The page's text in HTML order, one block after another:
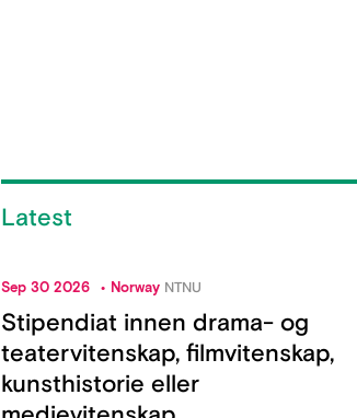
Latest
Sep 30 2026 Norway NTNU
Stipendiat innen drama- og
teatervitenskap, filmvitenskap,
kunsthistorie eller